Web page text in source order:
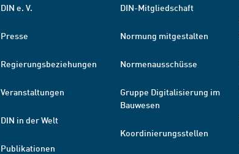
DIN e. V.
Presse
Regierungsbeziehungen
Veranstaltungen
DIN in der Welt
Publikationen
DIN-Mitgliedschaft
Normung mitgestalten
Normenausschüsse
Gruppe Digitalisierung im
Bauwesen
Koordinierungsstellen